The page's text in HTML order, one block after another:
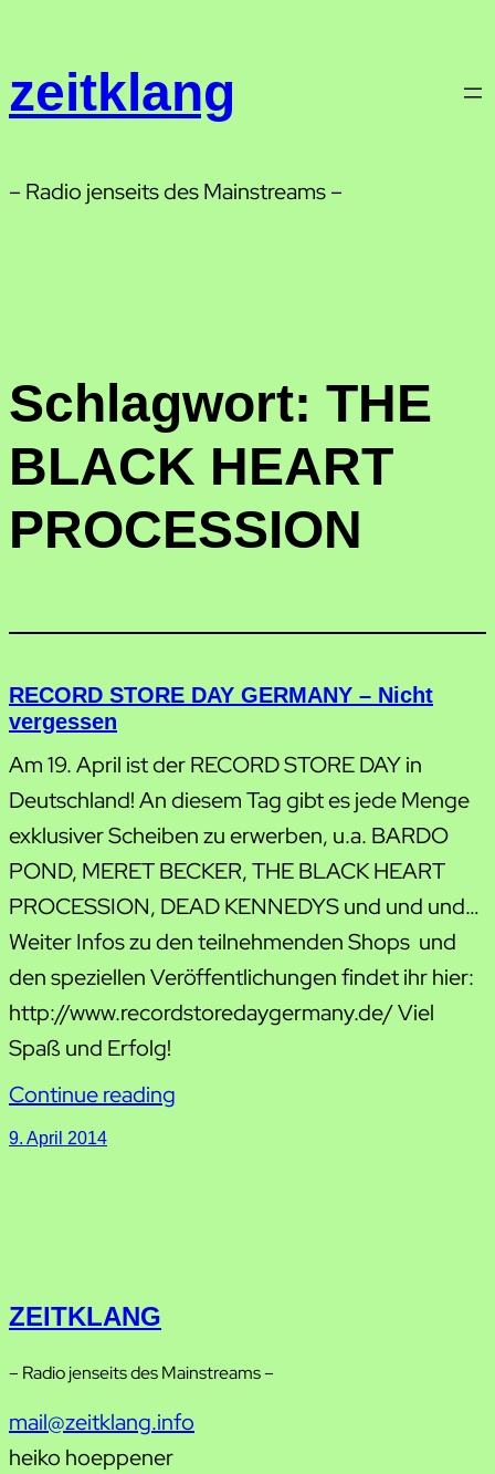
springen
zeitklang
– Radio jenseits des Mainstreams –
Schlagwort: THE
BLACK HEART
PROCESSION
RECORD STORE DAY GERMANY – Nicht
vergessen
Am 19. April ist der RECORD STORE DAY in
Deutschland! An diesem Tag gibt es jede Menge
exklusiver Scheiben zu erwerben, u.a. BARDO
POND, MERET BECKER, THE BLACK HEART
PROCESSION, DEAD KENNEDYS und und und…
Weiter Infos zu den teilnehmenden Shops und
den speziellen Veröffentlichungen findet ihr hier:
http://www.recordstoredaygermany.de/ Viel
Spaß und Erfolg!
Continue reading
9. April 2014
ZEITKLANG
– Radio jenseits des Mainstreams –
mail@zeitklang.info
heiko hoeppener